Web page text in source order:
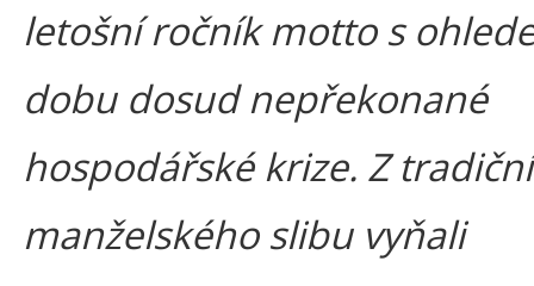
letošní ročník motto s
dobu dosud nepřekonané
hospodářské krize. Z
manželského slibu vyňali